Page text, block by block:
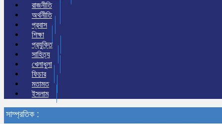
রাজনীতি
অর্থনীতি
প্রবাস
শিক্ষা
প্রযুক্তি
সাহিত্য
খেলাধুলা
ফিচার
মতামত
ইসলাম
সাম্প্রতিক :